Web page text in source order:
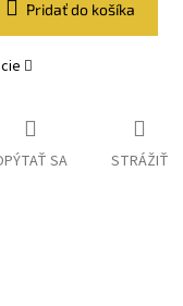
Pridať do košíka
SA STRÁŽIŤ